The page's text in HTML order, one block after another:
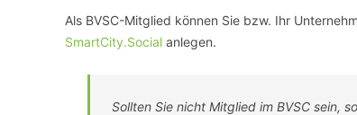
Als BVSC-Mitglied können Sie bzw. Ihr
SmartCity.Social anlegen.
Sollten Sie nicht Mitglied im BVSC sein,